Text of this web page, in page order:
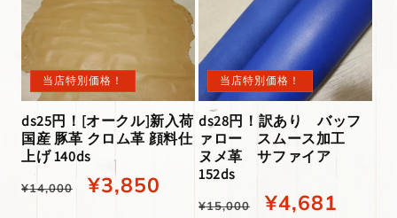
価
格
特
別
価
格
格
特
別
価
格
当店特別価格！
ds25円！[オークル]新入荷
国産 豚革 クロム革 顔料仕
上げ 140ds
通
¥14,000
当
¥3,850
当店特別価格！
ds28円！訳あり バッフ
ァロー スムース加工
ヌメ革 サファイア
152ds
通
¥15,000
当
¥4,681